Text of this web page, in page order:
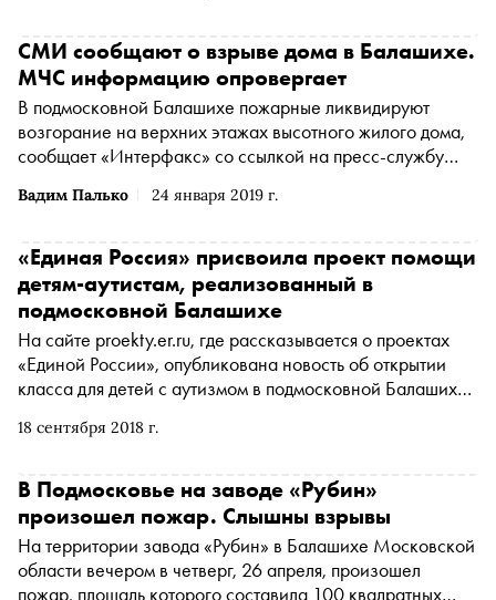
Вадим Палько 24 января 2019 г.
СМИ сообщают о взрыве дома в Балашихе.
МЧС информацию опровергает
В подмосковной Балашихе пожарные ликвидируют
возгорание на верхних этажах высотного жилого дома,
сообщает «Интерфакс» со ссылкой на пресс-службу
18 сентября 2018 г.
«Единая Россия» присвоила проект помощи
детям-аутистам, реализованный в
подмосковной Балашихе
На сайте proekty.er.ru, где рассказывается о проектах
«Единой России», опубликована новость об открытии
класса для детей с аутизмом в подмосковной Балашихе.
аутизма, фонды «Журавлик» и «Галчонок»,
В Подмосковье на заводе «Рубин»
произошел пожар. Слышны взрывы
На территории завода «Рубин» в Балашихе Московской
области вечером в четверг, 26 апреля, произошел
пожар, площадь которого составила 100 квадратных